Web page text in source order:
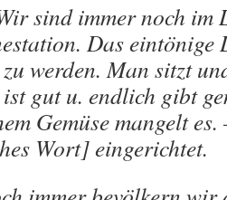
sind immer noch im
Das eintönige
werden. Man sitzt
gut u. endlich gibt
Gemüse mangelt
Wort] eingerichtet.